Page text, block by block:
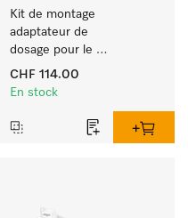
Kit de montage
adaptateur de
dosage pour le
raccordement direct de
pompes de dosage.
CHF 114.00
En stock